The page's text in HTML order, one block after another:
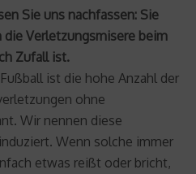
Sie uns nachfassen: Sie
die Verletzungsmisere beim
Zufall ist.
ist die hohe Anzahl der
ohne
Wir nennen diese
Wenn solche immer
etwas reißt oder bricht,